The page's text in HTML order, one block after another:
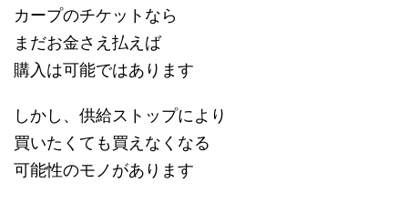
カープのチケットなら
まだお金さえ払えば
購入は可能ではあります
しかし、供給ストップにより
買いたくても買えなくなる
可能性のモノがあります